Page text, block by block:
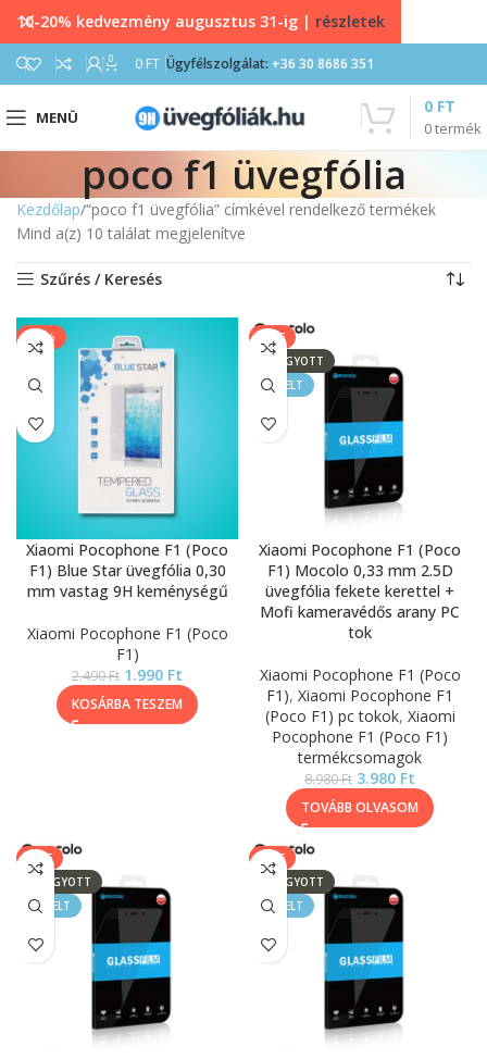
0 0 FT Ügyfélszolgálat: +36 30 8686 351
MENÜ
0termék
0 FT
poco f1 üvegfólia
Kezdőlap “poco f1 üvegfólia” címkével rendelkező termékek
Mind a(z) 10 találat megjelenítve
Szűrés / Keresés
-20%
Xiaomi Pocophone F1 (Poco
F1) Blue Star üvegfólia 0,30
mm vastag 9H keménységű
Xiaomi Pocophone F1 (Poco
F1)
2.490Ft 1.990 Ft
KOSÁRBA TESZEM
SALE
ELFOGYOTT
KIEMELT
Xiaomi Pocophone F1 (Poco
F1) Mocolo 0,33 mm 2.5D
üvegfólia fekete kerettel +
Mofi kameravédős arany PC
tok
Xiaomi Pocophone F1 (Poco
F1), Xiaomi Pocophone F1
(Poco F1) pc tokok, Xiaomi
Pocophone F1 (Poco F1)
termékcsomagok
8.980Ft 3.980 Ft
TOVÁBB OLVASOM
SALE
ELFOGYOTT
KIEMELT
SALE
ELFOGYOTT
KIEMELT
10-20% kedvezmény augusztus 31-ig | részletek